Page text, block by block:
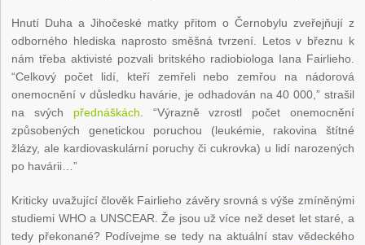
Hnutí Duha a Jihočeské matky přitom o Černobylu zveřejňují z
odborného hlediska naprosto směšná tvrzení. Letos v březnu k
nám třeba aktivisté pozvali britského radiobiologa Iana Fairlieho.
“Celkový počet lidí, kteří zemřeli nebo zemřou na nádorová
onemocnění v důsledku havárie, je odhadován na 40 000,” strašil
na svých přednáškách. “Výrazně vzrostl počet onemocnění
způsobených genetickou poruchou (leukémie, rakovina štítné
žlázy, ale kardiovaskulární poruchy či cukrovka) u lidí narozených
po havárii…”
Kriticky uvažující člověk Fairlieho závěry srovná s výše zmíněnými
studiemi WHO a UNSCEAR. Že jsou už více než deset let staré, a
tedy překonané? Podívejme se tedy na aktuální stav vědeckého